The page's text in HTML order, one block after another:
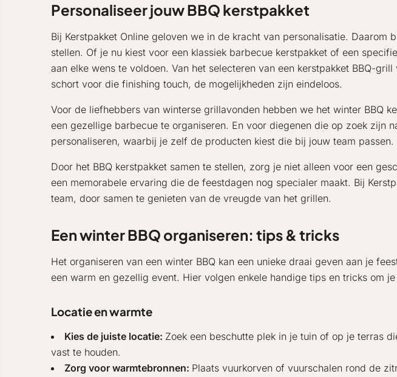
Personaliseer jouw BBQ kerstpakket
Bij Kerstpakket Online geloven we in de kracht van personalisatie.
stellen. Of je nu kiest voor een klassiek barbecue kerstpakket of een
aan elke wens te voldoen. Van het selecteren van een kerstpakket BBQ-
schort voor die finishing touch, de mogelijkheden zijn eindeloos.
Voor de liefhebbers van winterse grillavonden hebben we het winter BBQ
een gezellige barbecue te organiseren. En voor diegenen die op zoek zijn
personaliseren, waarbij je zelf de producten kiest die bij jouw team passen.
Door het BBQ kerstpakket samen te stellen, zorg je niet alleen voor een
een memorabele ervaring die de feestdagen nog specialer maakt. Bij
team, door samen te genieten van de vreugde van het grillen.
Een winter BBQ organiseren: tips & tricks
Het organiseren van een winter BBQ kan een unieke draai geven aan je
een warm en gezellig event. Hier volgen enkele handige tips en tricks om
Locatie en warmte
Kies de juiste locatie: Zoek een beschutte plek in je tuin of op je terras
vast te houden.
Zorg voor warmtebronnen: Plaats vuurkorven of vuurschalen rond de